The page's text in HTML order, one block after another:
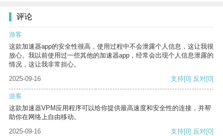
评论
游客
这款加速器app的安全性很高，使用过程中不会泄露个人信息，这让我很
放心。我以前使用过一些其他的加速器app，经常会出现个人信息泄露的
情况，这让我非常担心。
2025-09-16
支持[0] 反对[0]
游客
这款加速器VPM应用程序可以给你提供最高速度和安全性的连接，并帮
助你在网络上自由移动。
2025-09-16
支持[0] 反对[0]